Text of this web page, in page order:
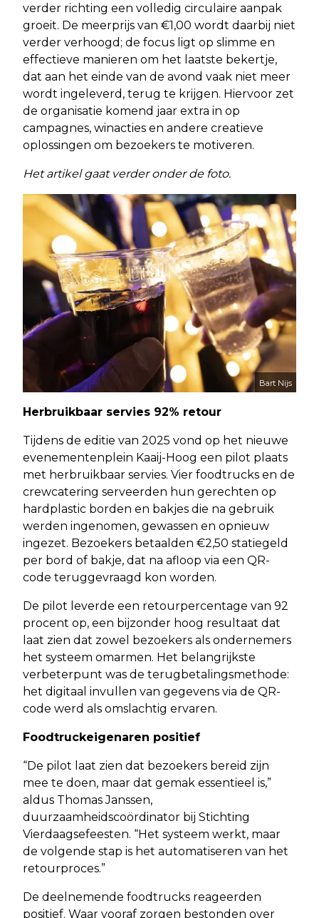
verder richting een volledig circulaire aanpak
groeit. De meerprijs van €1,00 wordt daarbij niet
verder verhoogd; de focus ligt op slimme en
effectieve manieren om het laatste bekertje,
dat aan het einde van de avond vaak niet meer
wordt ingeleverd, terug te krijgen. Hiervoor zet
de organisatie komend jaar extra in op
campagnes, winacties en andere creatieve
oplossingen om bezoekers te motiveren.
Het artikel gaat verder onder de foto.
Bart Nijs
Herbruikbaar servies 92% retour
Tijdens de editie van 2025 vond op het nieuwe
evenementenplein Kaaij-Hoog een pilot plaats
met herbruikbaar servies. Vier foodtrucks en de
crewcatering serveerden hun gerechten op
hardplastic borden en bakjes die na gebruik
werden ingenomen, gewassen en opnieuw
ingezet. Bezoekers betaalden €2,50 statiegeld
per bord of bakje, dat na afloop via een QR-
code teruggevraagd kon worden.
De pilot leverde een retourpercentage van 92
procent op, een bijzonder hoog resultaat dat
laat zien dat zowel bezoekers als ondernemers
het systeem omarmen. Het belangrijkste
verbeterpunt was de terugbetalingsmethode:
het digitaal invullen van gegevens via de QR-
code werd als omslachtig ervaren.
Foodtruckeigenaren positief
“De pilot laat zien dat bezoekers bereid zijn
mee te doen, maar dat gemak essentieel is,”
aldus Thomas Janssen,
duurzaamheidscoördinator bij Stichting
Vierdaagsefeesten. “Het systeem werkt, maar
de volgende stap is het automatiseren van het
retourproces.”
De deelnemende foodtrucks reageerden
positief. Waar vooraf zorgen bestonden over